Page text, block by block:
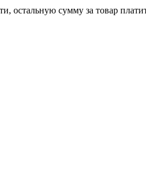
остальную сумму за товар